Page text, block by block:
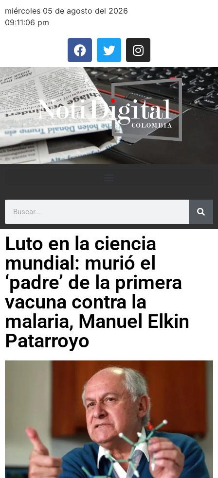
miércoles 05 de agosto del 2026
09:11:06 pm
Luto en la ciencia
mundial: murió el
‘padre’ de la primera
vacuna contra la
malaria, Manuel Elkin
Patarroyo